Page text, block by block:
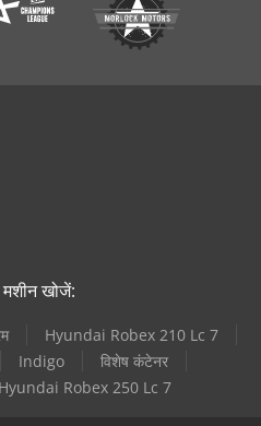
मशीन खोजें:
Hyundai Robex 210 Lc 7
Indigo
विशेष कंटेनर
Hyundai Robex 250 Lc 7